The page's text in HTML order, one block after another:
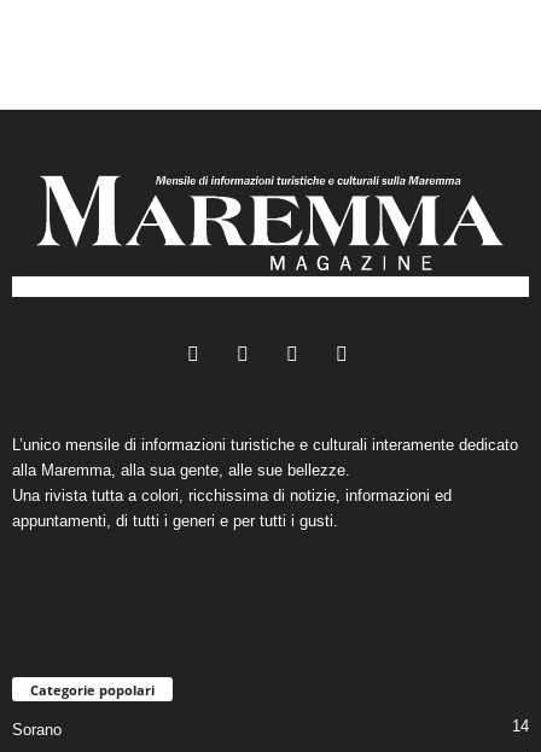
L’unico mensile di informazioni turistiche e culturali interamente dedicato
alla Maremma, alla sua gente, alle sue bellezze.
Una rivista tutta a colori, ricchissima di notizie, informazioni ed
appuntamenti, di tutti i generi e per tutti i gusti.
Categorie popolari
Sorano 14